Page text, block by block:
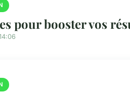
pour booster vos